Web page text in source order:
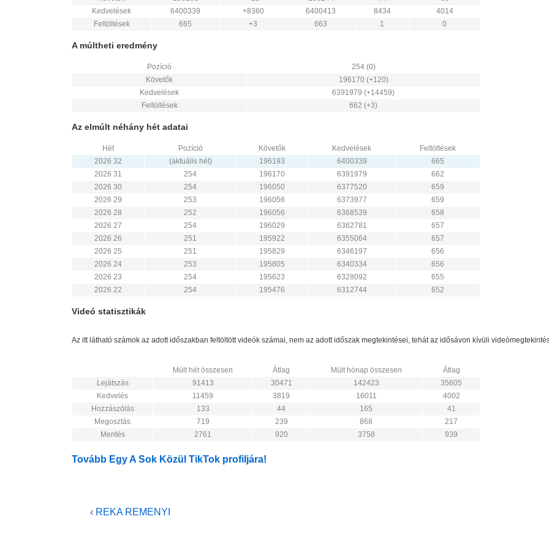
Kedvelések
6400339 +8360 6400413 8434
4014
Feltöltések
665 +3 663 1 0
A múltheti eredmény
Pozíció
254 (0)
Követők
196170 (+120)
Kedvelések
6391979 (+14459)
Feltöltések
662 (+3)
Az elmúlt néhány hét adatai
Hét Pozíció Követők Kedvelések
Feltöltések
2026 32
(aktuális hét) 196193 6400339
665
2026 31
254 196170 6391979
662
2026 30
254 196050 6377520
659
2026 29
253 196056 6373977
659
2026 28
252 196056 6368539
658
2026 27
254 196029 6362781
657
2026 26
251 195922 6355064
657
2026 25
251 195829 6346197
656
2026 24
253 195805 6340334
656
2026 23
254 195623 6328092
655
2026 22
254 195476 6312744 652
Videó statisztikák
Az itt látható számok az adott időszakban feltöltött videók számai, nem az adott időszak megtekintései, tehát az idősávon kívüli
Múlt hét összesen Átlag Múlt hónap összesen
Átlag
Lejátszás
91413 30471 142423
35605
Kedvelés
11459 3819 16011
4002
Hozzászólás
133 44 165
41
Megosztás
719 239 868
217
Mentés
2761 920 3758 939
Tovább Egy A Sok Közül TikTok profiljára!
Bejegyzés
Previous
‹ REKA REMENYI